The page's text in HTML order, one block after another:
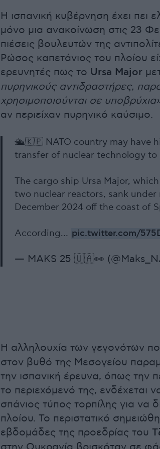
Η ισπανική κυβέρνηση έχει πει
μόνο μια ανακοίνωση στις 23
πιέσεις βουλευτών της
Ρώσος καπετάνιος του πλοίου
ερευνητές πως το Ursa Major
πυρηνικούς αντιδραστήρες,
χρησιμοποιούνται σε
αν περιείχαν πυρηνικό καύσιμο.
🛳️🇰🇵 NATO country may have
transfer of nuclear technology
The cargo ship Ursa Major,
two nuclear reactors, sank
December 2024 off the coast of
According… pic.twitter.com/
— MAKS 25 🇺🇦👀
Η αλληλουχία των γεγονότων
στον βυθό της Μεσογείου
την ισπανική έρευνα, όπως την
το περιεχόμενό της, ενδέχεται
σπάνιος τύπος τορπίλης για να
πλοίου. Το περιστατικό
εβδομάδες της προεδρίας του